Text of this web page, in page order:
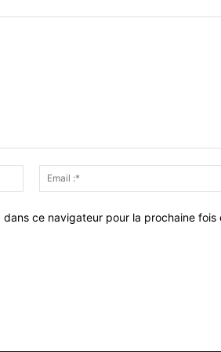
:*
ce navigateur pour la prochaine fois